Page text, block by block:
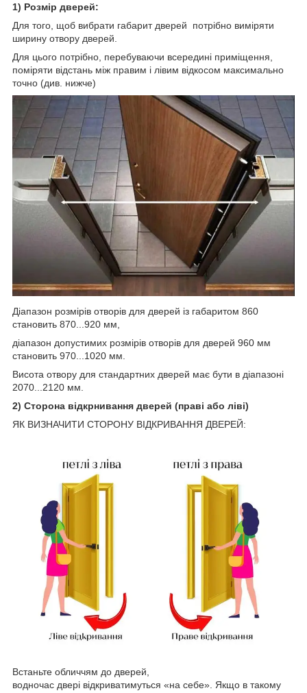
1) Розмір дверей:
Для того, щоб вибрати габарит дверей потрібно виміряти
ширину отвору дверей.
Для цього потрібно, перебуваючи всередині приміщення,
поміряти відстань між правим і лівим відкосом максимально
точно (див. нижче)
Діапазон розмірів отворів для дверей із габаритом 860
становить 870...920 мм,
діапазон допустимих розмірів отворів для дверей 960 мм
становить 970...1020 мм.
Висота отвору для стандартних дверей має бути в діапазоні
2070...2120 мм.
2) Сторона відкрнивання дверей (праві або ліві)
ЯК ВИЗНАЧИТИ СТОРОНУ ВІДКРИВАННЯ ДВЕРЕЙ:
Встаньте обличчям до дверей,
водночас двері відкриватимуться «на себе». Якщо в такому